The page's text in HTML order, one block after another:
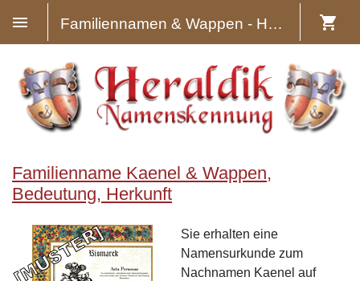
Familiennamen & Wappen - Heraldik
Familienname Kaenel & Wappen,
Bedeutung, Herkunft
Sie erhalten eine
Namensurkunde zum
Nachnamen Kaenel auf